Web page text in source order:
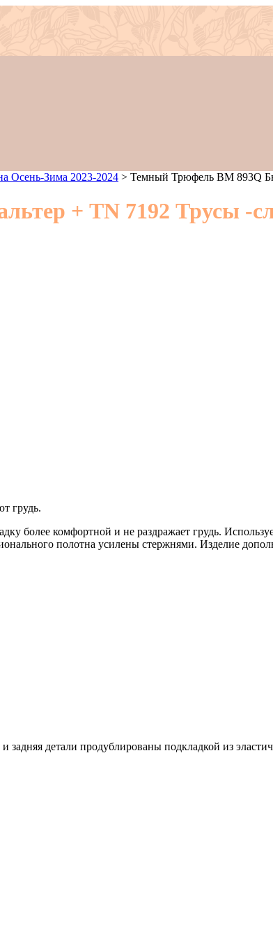
Осень-Зима 2023-2024 > Темный Трюфель BM 893Q
+ TN 7192 Трусы -
грудь.
более комфортной и не раздражает грудь.
полотна усилены стержнями. Изделие
детали продублированы подкладкой из